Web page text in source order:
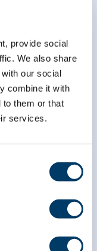
provide social
We also share
our social
combine it with
to them or that
services.